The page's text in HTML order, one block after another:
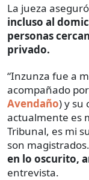
La jueza
incluso al
personas
privado.
“Inzunza fue a
acompañado
Avendaño) y su
actualmente es
Tribunal, es mi
son magistrados.
en lo oscurito,
entrevista.